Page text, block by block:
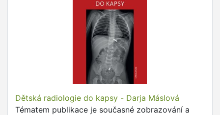
Dětská radiologie do kapsy - Darja Máslová
Tématem publikace je současné zobrazování a